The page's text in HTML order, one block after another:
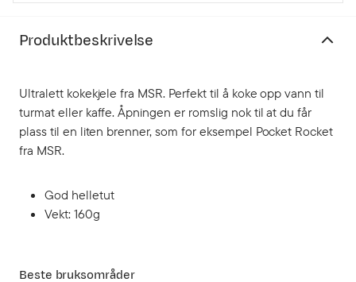
Produktbeskrivelse
Ultralett kokekjele fra MSR. Perfekt til å koke opp vann til
turmat eller kaffe. Åpningen er romslig nok til at du får
plass til en liten brenner, som for eksempel Pocket Rocket
fra MSR.
God helletut
Vekt: 160g
Beste bruksområder